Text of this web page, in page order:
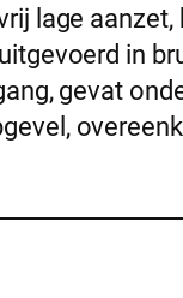
lage
in
gevat